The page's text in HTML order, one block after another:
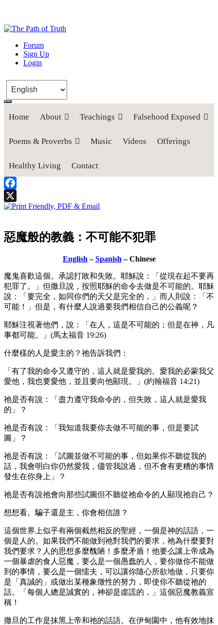
The Path of Truth
“If anyone desires to come after me, let him deny himself, take up his
Forum
Sign Up
Login
Home About Teachings Falsehood Exposed
Poems & Proverbs Music Videos Offerings
Healthy Living Contact
Facebook
X
惡魔般的教義：不可能不犯罪
English –Spanish – Chinese
魔鬼喜歡這個。承認打敗和失敗。耶穌說：「從現在起不要再
犯罪了。」但撒旦說，按照耶穌的命令去做是不可能的。耶穌
說：「要完全，如同你們的天父是完全的，」而人則說：「不
可能！」但是，有什麼人說過要我們相信自己的公義呢？
耶穌注視著他們，說：「在人，這是不可能的；但是在神，凡
事都可能。」(馬太福音 19:26)
什麼樣的人是愛主的？祂告訴我們：
「有了我的命令又遵守的，這人就是愛我的。愛我的必蒙我父
愛他，我也要愛他，並且要向他顯現。」(約翰福音 14:21)
祂是否有說：「盡力遵守我命令的，但失敗，這人就是愛我
的」？
祂是否有說：「我知道我要你去做不可能的事，但是要試
圖」？
祂是否有說：「試圖並做不可能的事，但如果你不聽從我的
話，我會明白你仍然愛我，儘管我說過，但不會有更糟的事情
發生在你身上」？
祂是否有說祂會向那些試圖但不聽從祂命令的人顯現祂自己？
想想看。騙子還是主，你會相信誰？
這個世界上似乎有兩個截然相反的聖經，一個是神的話語，一
個是人的。如果我們不能做到祂對我們的要求，祂為什麼要對
我們要求？人的思想多麼醜陋！多麼矛盾！他要么讓上帝成為
一個暴虐的食人惡魔，要么是一個愚蠢的人，要你做你不能做
到的事情，要么是一個懦夫，可以讓你隨心所欲地做，只要你
是「真誠的」或做出某種象徵性的努力，即使你不聽從祂的
話。「每個人總是誠實的，神卻是虛謊的，」這個惡魔教義宣
稱！
撒旦的工作是抹黑上帝和祂的話語。在伊甸園中，他有效地抹